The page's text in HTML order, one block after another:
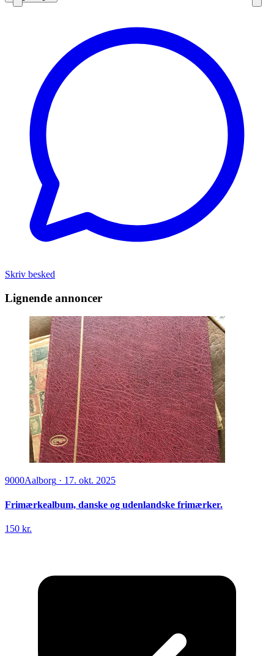
Skriv besked
Lignende annoncer
9000Aalborg · 17. okt. 2025
Frimærkealbum, danske og udenlandske frimærker.
150 kr.